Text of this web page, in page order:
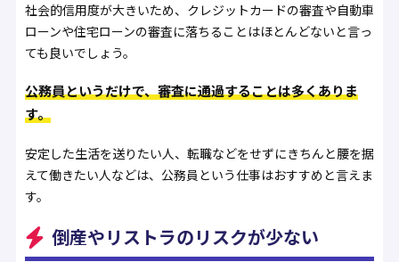
社会的信用度が大きいため、クレジットカードの審査や自動車
ローンや住宅ローンの審査に落ちることはほとんどないと言っ
ても良いでしょう。
公務員というだけで、審査に通過することは多くありま
す。
安定した生活を送りたい人、転職などをせずにきちんと腰を据
えて働きたい人などは、公務員という仕事はおすすめと言えま
す。
倒産やリストラのリスクが少ない